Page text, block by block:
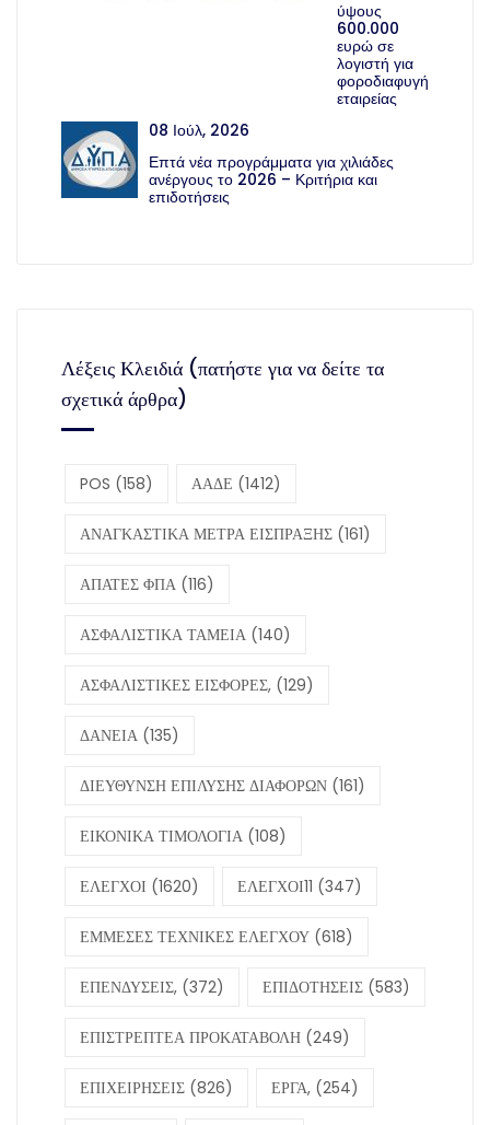
ύψους
600.000
ευρώ σε
λογιστή για
φοροδιαφυγή
εταιρείας
08 Ιούλ, 2026
Επτά νέα προγράμματα για χιλιάδες
ανέργους το 2026 – Κριτήρια και
επιδοτήσεις
Λέξεις Κλειδιά (πατήστε για να δείτε τα
σχετικά άρθρα)
POS (158) ΑΑΔΕ (1412)
ΑΝΑΓΚΑΣΤΙΚΑ ΜΕΤΡΑ ΕΙΣΠΡΑΞΗΣ (161)
ΑΠΑΤΕΣ ΦΠΑ (116)
ΑΣΦΑΛΙΣΤΙΚΑ ΤΑΜΕΙΑ (140)
ΑΣΦΑΛΙΣΤΙΚΕΣ ΕΙΣΦΟΡΕΣ, (129)
ΔΑΝΕΙΑ (135)
ΔΙΕΥΘΥΝΣΗ ΕΠΙΛΥΣΗΣ ΔΙΑΦΟΡΩΝ (161)
ΕΙΚΟΝΙΚΑ ΤΙΜΟΛΟΓΙΑ (108)
ΕΛΕΓΧΟΙ (1620) ΕΛΕΓΧΟΙ11 (347)
ΕΜΜΕΣΕΣ ΤΕΧΝΙΚΕΣ ΕΛΕΓΧΟΥ (618)
ΕΠΕΝΔΥΣΕΙΣ, (372) ΕΠΙΔΟΤΗΣΕΙΣ (583)
ΕΠΙΣΤΡΕΠΤΕΑ ΠΡΟΚΑΤΑΒΟΛΗ (249)
ΕΠΙΧΕΙΡΗΣΕΙΣ (826) ΕΡΓΑ, (254)